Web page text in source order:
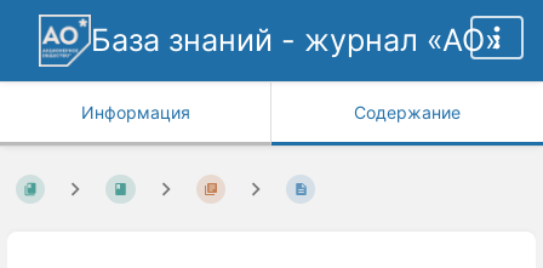
База знаний - журнал «АО»
Информация Содержание